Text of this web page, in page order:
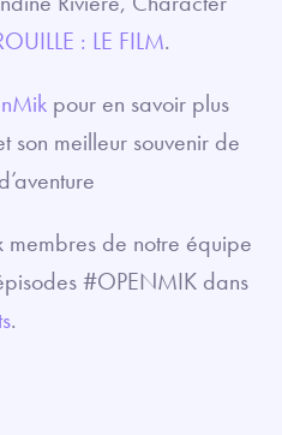
: LE FILM.
pour en savoir plus
son meilleur souvenir de
membres de notre équipe
#OPENMIK dans
.